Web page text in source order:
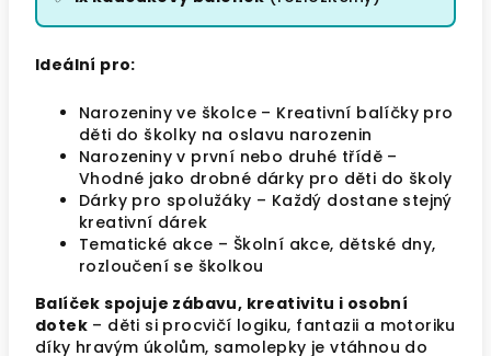
Ideální pro:
Narozeniny ve školce – Kreativní balíčky pro
děti do školky na oslavu narozenin
Narozeniny v první nebo druhé třídě –
Vhodné jako drobné dárky pro děti do školy
Dárky pro spolužáky – Každý dostane stejný
kreativní dárek
Tematické akce – Školní akce, dětské dny,
rozloučení se školkou
Balíček spojuje zábavu, kreativitu i osobní
dotek – děti si procvičí logiku, fantazii a motoriku
díky hravým úkolům, samolepky je vtáhnou do